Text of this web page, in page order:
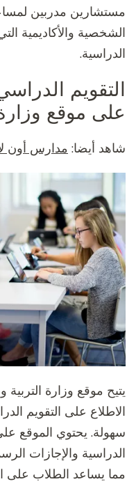
مستشارين مدربين
الشخصية والأكاديمية
الدراسية.
التقويم
على موقع وزارة
شاهد أيضا: مدارس أون
يتيح موقع وزارة التربية
الاطلاع على التقويم
سهولة. يحتوي الموقع
الدراسية والإجازات
مما يساعد الطلاب على